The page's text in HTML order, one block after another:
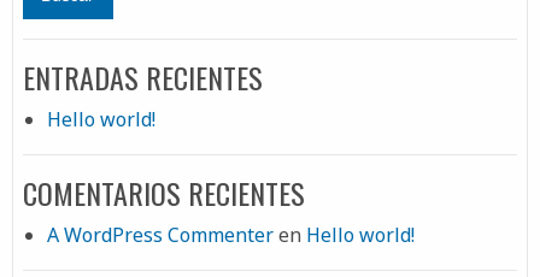
ENTRADAS RECIENTES
Hello world!
COMENTARIOS RECIENTES
A WordPress Commenteren Hello world!